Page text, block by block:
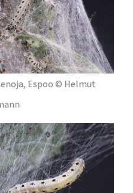
Espoo © Helmut